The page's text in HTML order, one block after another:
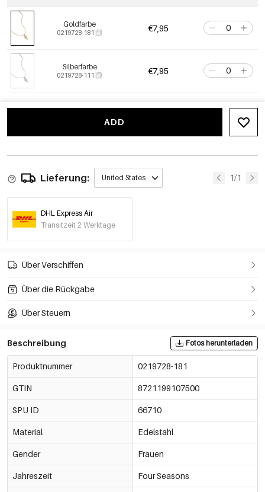
Goldfarbe
0219728-181 €7,95
Silberfarbe
0219728-111 €7,95
ADD
Lieferung: United States 1/1
DHL Express Air
Transitzeit 2 Werktage
Über Verschiffen
Über die Rückgabe
Über Steuern
Beschreibung Fotos herunterladen
Produktnummer 0219728-181
GTIN 8721199107500
SPU ID 66710
Material Edelstahl
Gender Frauen
Jahreszeit Four Seasons